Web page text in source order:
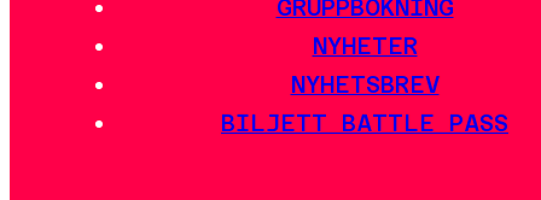
GRUPPBOKNING
NYHETER
NYHETSBREV
BILJETT BATTLE PASS